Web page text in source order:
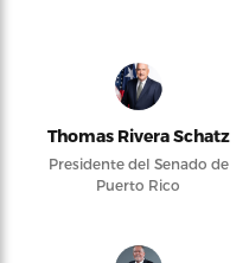
Thomas Rivera Schatz
Presidente del Senado de
Puerto Rico